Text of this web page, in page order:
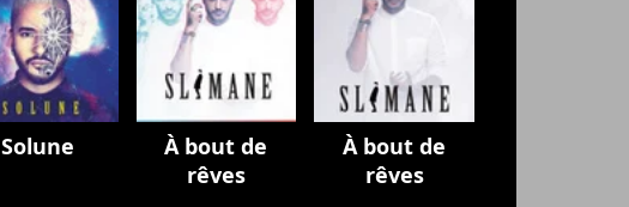
Solune
À bout de
rêves
À bout de
rêves